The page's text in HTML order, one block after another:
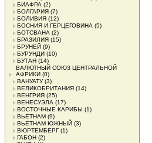
БИАФРА (2)
БОЛГАРИЯ (7)
БОЛИВИЯ (12)
БОСНИЯ И ГЕРЦЕГОВИНА (5)
БОТСВАНА (2)
БРАЗИЛИЯ (15)
БРУНЕЙ (9)
БУРУНДИ (10)
БУТАН (14)
ВАЛЮТНЫЙ СОЮЗ ЦЕНТРАЛЬНОЙ
АФРИКИ (0)
ВАНУАТУ(3)
ВЕЛИКОБРИТАНИЯ (14)
ВЕНГРИЯ (25)
ВЕНЕСУЭЛА (17)
ВОСТОЧНЫЕ КАРИБЫ (1)
ВЬЕТНАМ (9)
ВЬЕТНАМ ЮЖНЫЙ (3)
ВЮРТЕМБЕРГ(1)
ГАБОН (2)